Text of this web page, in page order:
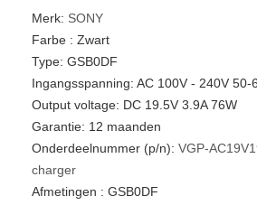
Merk: SONY
Farbe : Zwart
Type: GSB0DF
Ingangsspanning: AC 100V - 240V 50-
Output voltage: DC 19.5V 3.9A 76W
Garantie: 12 maanden
Onderdeelnummer (p/n): VGP-
charger
Afmetingen : GSB0DF